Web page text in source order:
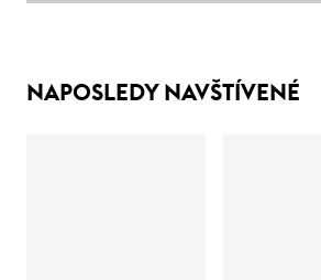
NAPOSLEDY NAVŠTÍVENÉ